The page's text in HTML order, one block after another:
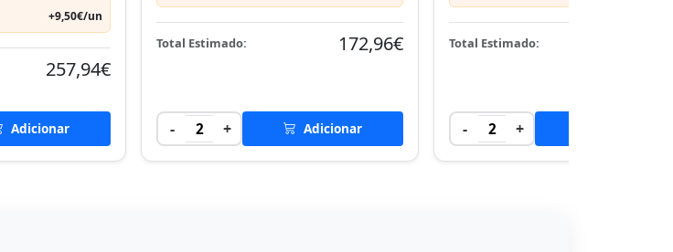
+9,50€/un
257,94€
Adicionar
Total Estimado: 172,96€
- 2 + Adicionar
Total Estimado:
- 2 +